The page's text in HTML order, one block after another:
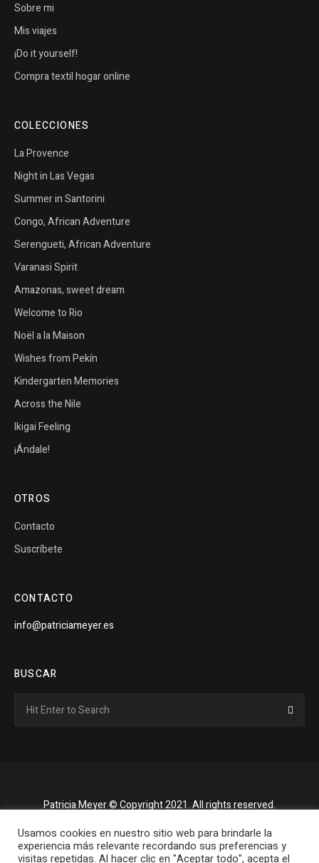
Sobre mi
Mis viajes
¡Do it yourself!
Compra textil hogar online
COLECCIONES
La Provence
Night in Las Vegas
Summer in Santorini
Congo, African Adventure
Serengueti, African Adventure
Varanasi Spirit
Amazonas, sweet dream
Welcome to Rio
Noël a la Maison
Wishes from Pekín
Kindergarten Memories
Across the Nile
Ikigai Feeling
¡Ándale!
OTROS
Contacto
Suscríbete
CONTACTO
info@patriciameyer.es
BUSCAR
for:
Patricia Meyer © Copyright 2021. All rights reserved.
Usamos cookies en nuestro sitio web para brindarle la
experiencia más relevante recordando sus preferencias y
visitas repetidas. Al hacer clic en "Aceptar todo", acepta el